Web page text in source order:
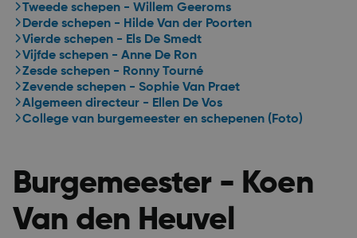
Tweede schepen - Willem Geeroms
Derde schepen - Hilde Van der Poorten
Vierde schepen - Els De Smedt
Vijfde schepen - Anne De Ron
Zesde schepen - Ronny Tourné
Zevende schepen - Sophie Van Praet
Algemeen directeur - Ellen De Vos
College van burgemeester en schepenen (Foto)
Burgemeester - Koen
Van den Heuvel